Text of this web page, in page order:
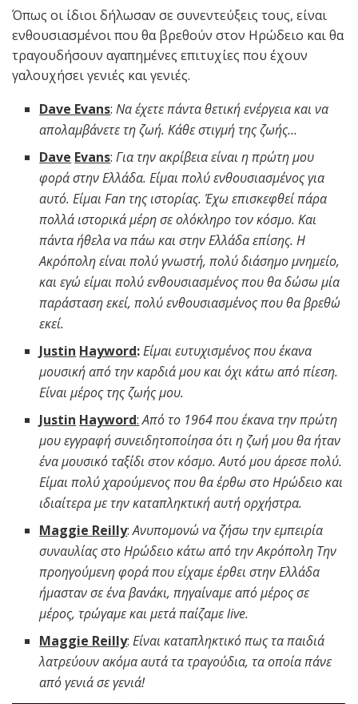
Όπως οι ίδιοι δήλωσαν σε συνεντεύξεις τους, είναι
ενθουσιασμένοι που θα βρεθούν στον Ηρώδειο και θα
τραγουδήσουν αγαπημένες επιτυχίες που έχουν
γαλουχήσει γενιές και γενιές.
Dave Evans:Να έχετε πάντα θετική ενέργεια και να
απολαμβάνετε τη ζωή. Κάθε στιγμή της ζωής…
Dave Evans:Για την ακρίβεια είναι η πρώτη μου
φορά στην Ελλάδα. Είμαι πολύ ενθουσιασμένος για
αυτό. Είμαι Fan της ιστορίας. Έχω επισκεφθεί πάρα
πολλά ιστορικά μέρη σε ολόκληρο τον κόσμο. Και
πάντα ήθελα να πάω και στην Ελλάδα επίσης. Η
Ακρόπολη είναι πολύ γνωστή, πολύ διάσημο μνημείο,
και εγώ είμαι πολύ ενθουσιασμένος που θα δώσω μία
παράσταση εκεί, πολύ ενθουσιασμένος που θα βρεθώ
εκεί.
Justin Hayword:Είμαι ευτυχισμένος που έκανα
μουσική από την καρδιά μου και όχι κάτω από πίεση.
Είναι μέρος της ζωής μου.
Justin Hayword: Από το 1964 που έκανα την πρώτη
μου εγγραφή συνειδητοποίησα ότι η ζωή μου θα ήταν
ένα μουσικό ταξίδι στον κόσμο. Αυτό μου άρεσε πολύ.
Είμαι πολύ χαρούμενος που θα έρθω στο Ηρώδειο και
ιδιαίτερα με την καταπληκτική αυτή ορχήστρα.
Maggie Reilly:Ανυπομονώ να ζήσω την εμπειρία
συναυλίας στο Ηρώδειο κάτω από την Ακρόπολη Την
προηγούμενη φορά που είχαμε έρθει στην Ελλάδα
ήμασταν σε ένα βανάκι, πηγαίναμε από μέρος σε
μέρος, τρώγαμε και μετά παίζαμε live.
Maggie Reilly:Είναι καταπληκτικό πως τα παιδιά
λατρεύουν ακόμα αυτά τα τραγούδια, τα οποία πάνε
από γενιά σε γενιά!